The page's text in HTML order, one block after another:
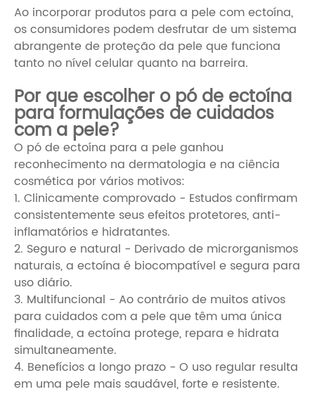
Ao incorporar produtos para a pele com ectoína,
os consumidores podem desfrutar de um sistema
abrangente de proteção da pele que funciona
tanto no nível celular quanto na barreira.
Por que escolher o pó de ectoína
para formulações de cuidados
com a pele?
O pó de ectoína para a pele ganhou
reconhecimento na dermatologia e na ciência
cosmética por vários motivos:
1. Clinicamente comprovado - Estudos confirmam
consistentemente seus efeitos protetores, anti-
inflamatórios e hidratantes.
2. Seguro e natural - Derivado de microrganismos
naturais, a ectoína é biocompatível e segura para
uso diário.
3. Multifuncional - Ao contrário de muitos ativos
para cuidados com a pele que têm uma única
finalidade, a ectoína protege, repara e hidrata
simultaneamente.
4. Benefícios a longo prazo - O uso regular resulta
em uma pele mais saudável, forte e resistente.